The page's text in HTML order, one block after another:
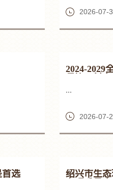
2026-07-
2024-2029
...
2026-07-
选
绍兴市生